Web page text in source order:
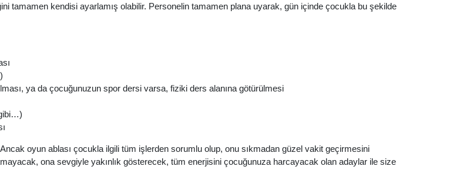
tamamen kendisi ayarlamış olabilir. Personelin tamamen plana uyarak, gün içinde çocukla bu şekilde
ya da çocuğunuzun spor dersi varsa, fiziki ders alanına götürülmesi
oyun ablası çocukla ilgili tüm işlerden sorumlu olup, onu sıkmadan güzel vakit geçirmesini
ona sevgiyle yakınlık gösterecek, tüm enerjisini çocuğunuza harcayacak olan adaylar ile size